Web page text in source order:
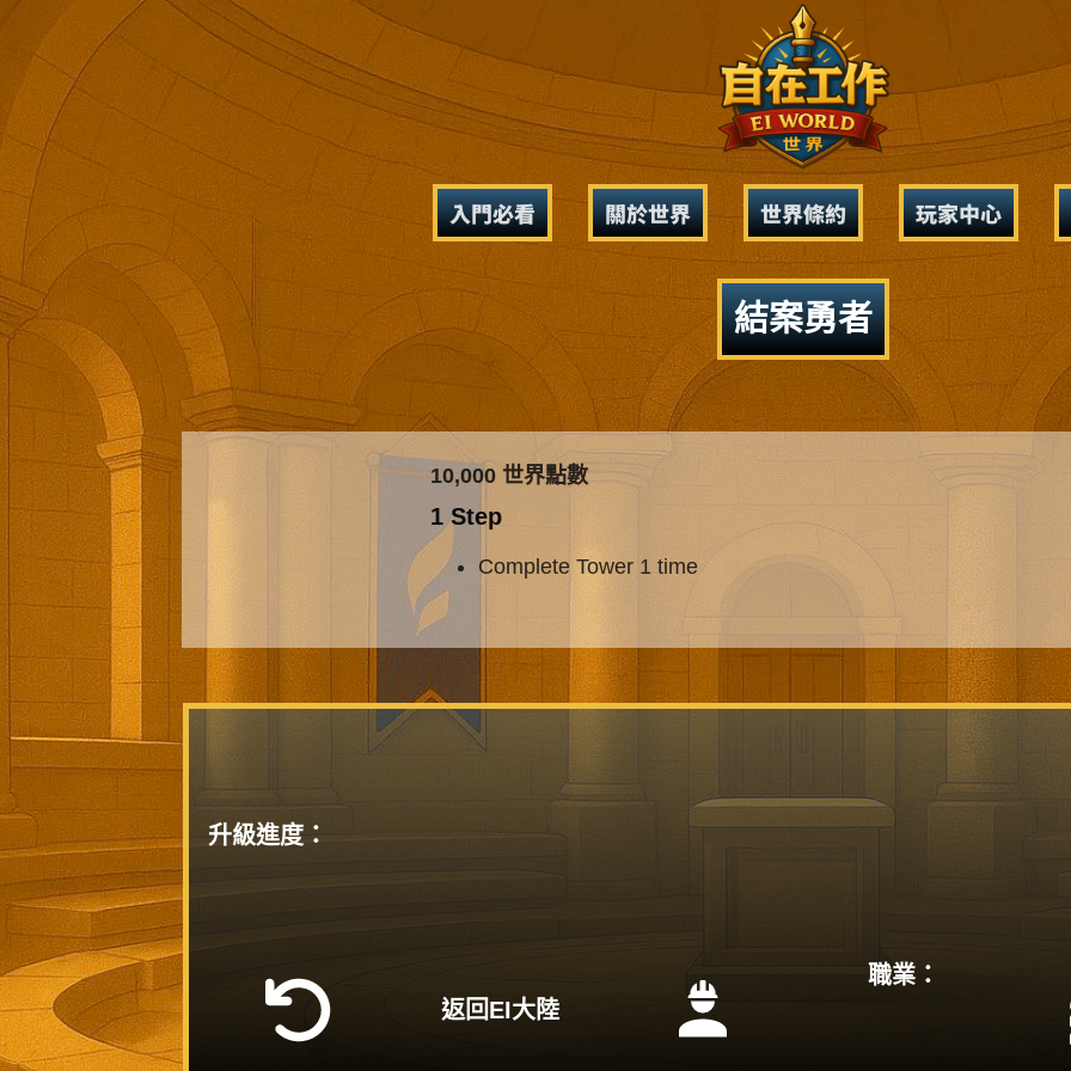
入門必看 關於世界 世界條約 玩家中心
結案勇者
10,000 世界點數
1 Step
Complete Tower 1 time
升級進度：
返回EI大陸
職業：